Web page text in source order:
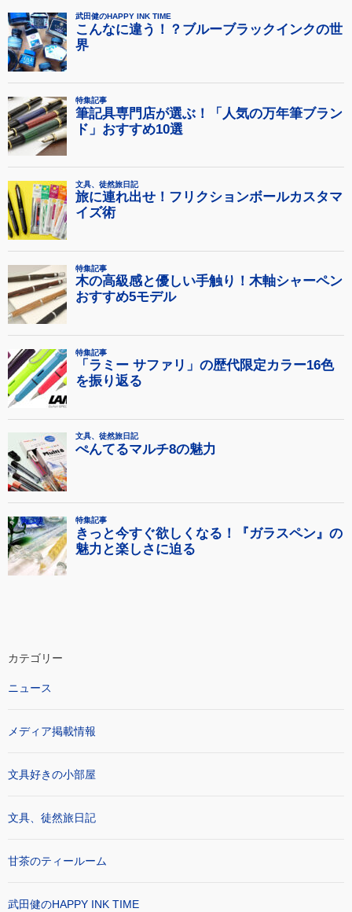
カテゴリー
ニュース
メディア掲載情報
文具好きの小部屋
文具、徒然旅日記
甘茶のティールーム
武田健のHAPPY INK TIME